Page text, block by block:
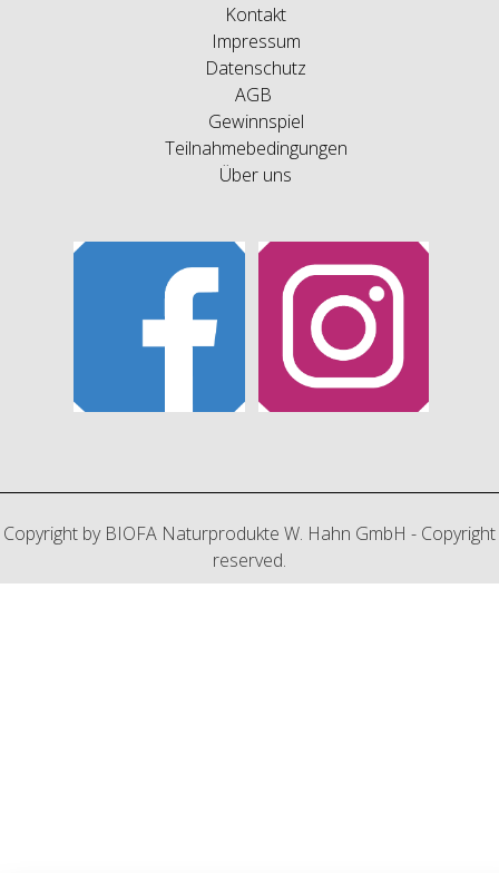
Kontakt
Impressum
Datenschutz
AGB
Gewinnspiel
Teilnahmebedingungen
Über uns
Copyright by BIOFA Naturprodukte W. Hahn GmbH - Copyright
reserved.